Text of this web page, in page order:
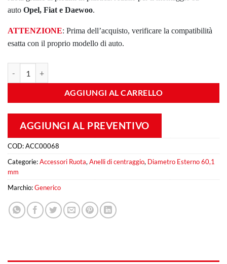
auto Opel, Fiat e Daewoo.
ATTENZIONE: Prima dell’acquisto, verificare la compatibilità
esatta con il proprio modello di auto.
AGGIUNGI AL CARRELLO
AGGIUNGI AL PREVENTIVO
COD:ACC00068
Categorie:Accessori Ruota,Anelli di centraggio, Diametro Esterno 60,1
mm
Marchio:Generico